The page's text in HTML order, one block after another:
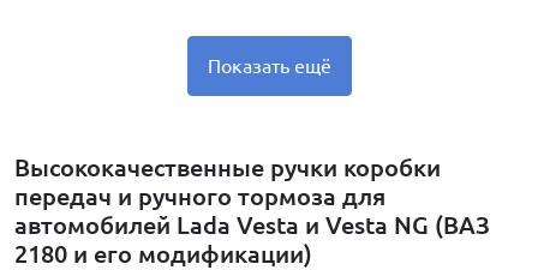
Показать ещё
Высококачественные ручки коробки
передач и ручного тормоза для
автомобилей Lada Vesta и Vesta NG (ВАЗ
2180 и его модификации)